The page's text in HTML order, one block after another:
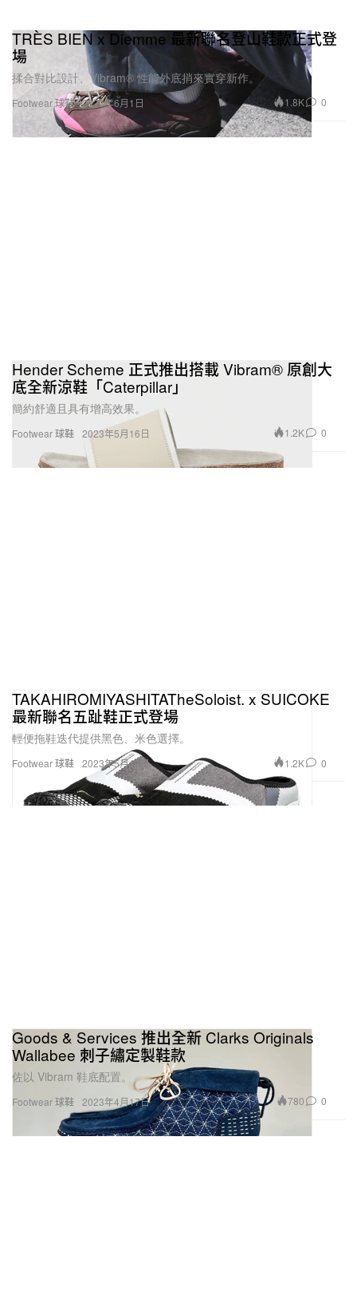
Footwear 球鞋
TRÈS BIEN x Diemme 最新聯名登山鞋款正式登
場
揉合對比設計、Vibram® 性能外底捎來實穿新作。
2023年6月1日 1.8K 0
Footwear 球鞋
Hender Scheme 正式推出搭載 Vibram® 原創大
底全新涼鞋「Caterpillar」
簡約舒適且具有增高效果。
2023年5月16日 1.2K 0
Footwear 球鞋
TAKAHIROMIYASHITATheSoloist. x SUICOKE
最新聯名五趾鞋正式登場
輕便拖鞋迭代提供黑色、米色選擇。
2023年5月13日 1.2K 0
Footwear 球鞋
Goods & Services 推出全新 Clarks Originals
Wallabee 刺子繡定製鞋款
佐以 Vibram 鞋底配置。
2023年4月17日 780 0